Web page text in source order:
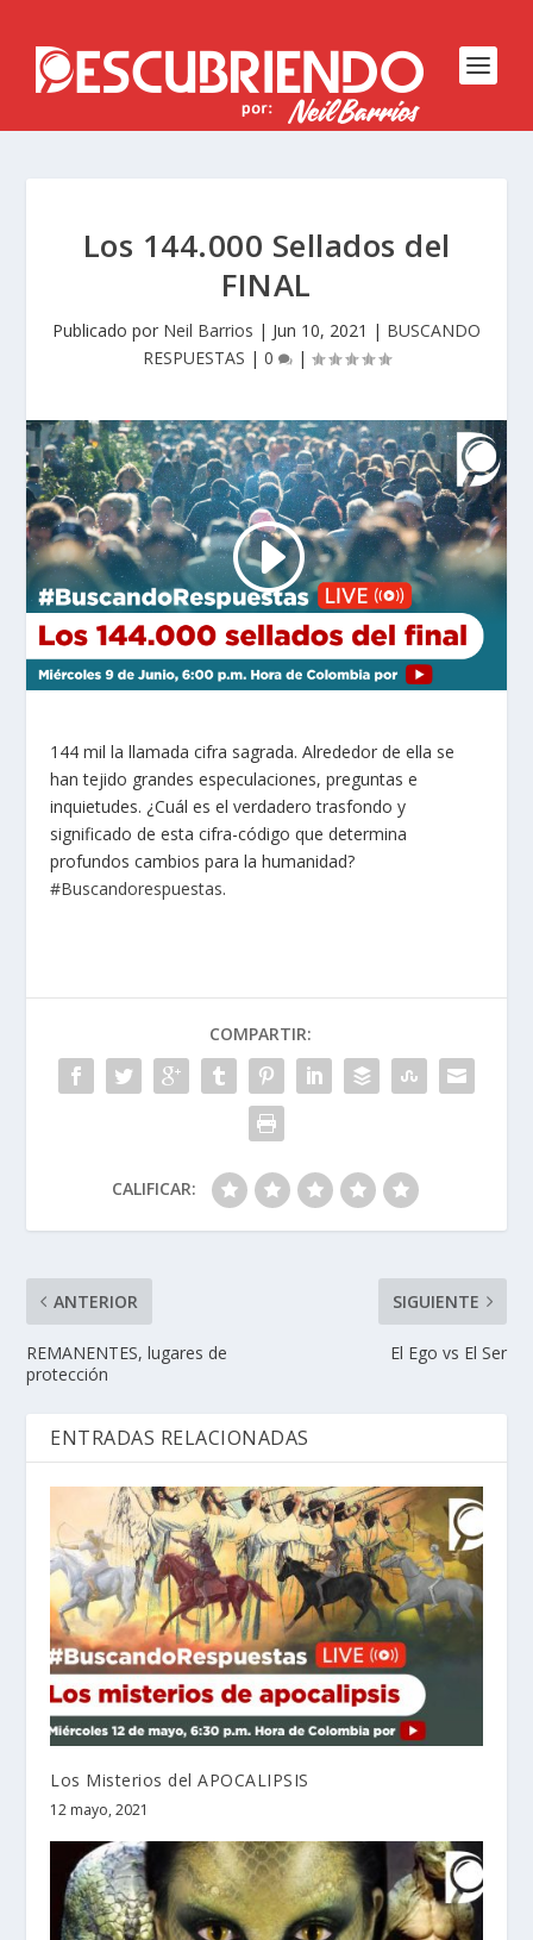
Los 144.000 Sellados del
FINAL
Publicado por Neil Barrios | Jun 10, 2021 | BUSCANDO
RESPUESTAS | 0 |
144 mil la llamada cifra sagrada. Alrededor de ella se
han tejido grandes especulaciones, preguntas e
inquietudes. ¿Cuál es el verdadero trasfondo y
significado de esta cifra-código que determina
profundos cambios para la humanidad?
#Buscandorespuestas.
COMPARTIR:
CALIFICAR:
ANTERIOR
REMANENTES, lugares de
protección
SIGUIENTE
El Ego vs El Ser
ENTRADAS RELACIONADAS
Los Misterios del APOCALIPSIS
12 mayo, 2021